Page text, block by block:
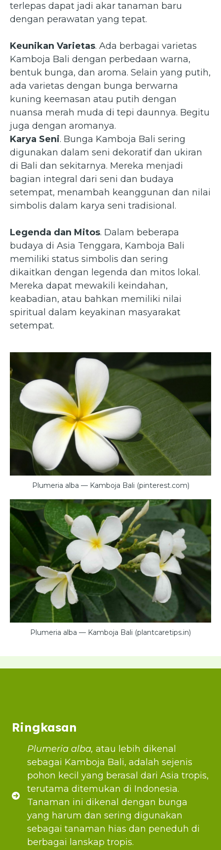
terlepas dapat jadi akar tanaman baru
dengan perawatan yang tepat.
Keunikan Varietas. Ada berbagai varietas
Kamboja Bali dengan perbedaan warna,
bentuk bunga, dan aroma. Selain yang putih,
ada varietas dengan bunga berwarna
kuning keemasan atau putih dengan
nuansa merah muda di tepi daunnya. Begitu
juga dengan aromanya.
Karya Seni. Bunga Kamboja Bali sering
digunakan dalam seni dekoratif dan ukiran
di Bali dan sekitarnya. Mereka menjadi
bagian integral dari seni dan budaya
setempat, menambah keanggunan dan nilai
simbolis dalam karya seni tradisional.
Legenda dan Mitos. Dalam beberapa
budaya di Asia Tenggara, Kamboja Bali
memiliki status simbolis dan sering
dikaitkan dengan legenda dan mitos lokal.
Mereka dapat mewakili keindahan,
keabadian, atau bahkan memiliki nilai
spiritual dalam keyakinan masyarakat
setempat.
Plumeria alba — Kamboja Bali (pinterest.com)
Plumeria alba — Kamboja Bali (plantcaretips.in)
Ringkasan
Plumeria alba, atau lebih dikenal
sebagai Kamboja Bali, adalah sejenis
pohon kecil yang berasal dari Asia tropis,
terutama ditemukan di Indonesia.
Tanaman ini dikenal dengan bunga
yang harum dan sering digunakan
sebagai tanaman hias dan peneduh di
berbagai lanskap tropis.